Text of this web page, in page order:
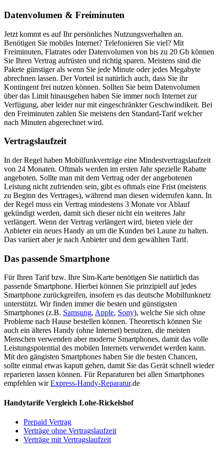
Datenvolumen & Freiminuten
Jetzt kommt es auf Ihr persönliches Nutzungsverhalten an.
Benötigen Sie mobiles Internet? Telefonieren Sie viel? Mit
Freiminuten, Flatrates oder Datenvolumen von bis zu 20 Gb können
Sie Ihren Vertrag aufrüsten und richtig sparen. Meistens sind die
Pakete günstiger als wenn Sie jede Minute oder jedes Megabyte
abrechnen lassen. Der Vorteil ist natürlich auch, dass Sie ihr
Kontingent frei nutzen können. Sollten Sie beim Datenvolumen
über das Limit hinausgehen haben Sie immer noch Internet zur
Verfügung, aber leider nur mit eingeschränkter Geschwindikeit. Bei
den Freiminuten zahlen Sie meistens den Standard-Tarif welcher
nach Minuten abgerechnet wird.
Vertragslaufzeit
In der Regel haben Mobilfunkverträge eine Mindestvertragslaufzeit
von 24 Monaten. Oftmals werden im ersten Jahr spezielle Rabatte
angeboten. Sollte man mit dem Vertrag oder der angebotenen
Leistung nicht zufrienden sein, gibt es oftmals eine Frist (meistens
zu Beginn des Vertrages), während man diesen widerrufen kann. In
der Regel muss ein Vertrag mindestens 3 Monate vor Ablauf
gekündigt werden, damit sich dieser nicht ein weiteres Jahr
verlängert. Wenn der Vertrag verlängert wird, bieten viele der
Anbieter ein neues Handy an um die Kunden bei Laune zu halten.
Das variiert aber je nach Anbieter und dem gewählten Tarif.
Das passende Smartphone
Für Ihren Tarif bzw. Ihre Sim-Karte benötigen Sie natürlich das
passende Smartphone. Hierbei können Sie prinzipiell auf jedes
Smartphone zurückgreifen, insofern es das deutsche Mobilfunknetz
unterstützt. Wir finden immer die besten und günstigsten
Smartphones (z.B. Samsung, Apple, Sony), welche Sie sich ohne
Probleme nach Hause bestellen können. Theoretisch können Sie
auch ein älteres Handy (ohne Internet) benutzen, die meisten
Menschen verwenden aber moderne Smartphones, damit das volle
Leistungspotential des mobilen Internets verwendet werden kann.
Mit den gängisten Smartphones haben Sie die besten Chancen,
sollte einmal etwas kaputt gehen, damit Sie das Gerät schnell wieder
reparieren lassen können. Für Reparaturen bei allen Smartphones
empfehlen wirExpress-Handy-Reparatur.de
Handytarife Vergleich Lohe-Rickelshof
Prepaid Vertrag
Verträge ohne Vertragslaufzeit
Verträge mit Vertragslaufzeit